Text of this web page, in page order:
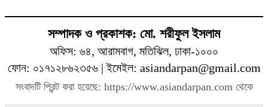
সম্পাদক ও প্রকাশক: মো. শরীফুল ইসলাম
অফিস: ৬৪, আরামবাগ, মতিঝিল, ঢাকা-১০০০
ফোন: ০১৭১২৮৬২৩৫৬ | ইমেইল: asiandarpan@gmail.com
সংবাদটি প্রিন্ট করা হয়েছে: https://www.asiandarpan.com থেকে